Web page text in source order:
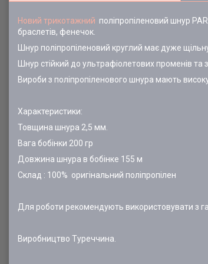
Новий трикотажний поліпропіленовий шнур
браслетів, фенечок.
Шнур поліпропіленовий круглий має дуже
Шнур стійкий до ультрафіолетових променів та
Вироби з поліпропіленового шнура мають високу
Характеристики:
Товщина шнура 2,5 мм.
Вага бобінки 200 гр
Довжина шнура в бобінке 155 м
Склад : 100% оригінальний поліпропілен
Для роботи рекомендують використовувати з
Виробництво Туреччина.